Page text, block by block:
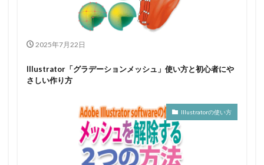
2025年7月22日
Illustrator「グラデーションメッシュ」使い方と初心者にや
さしい作り方
Illustratorの使い方